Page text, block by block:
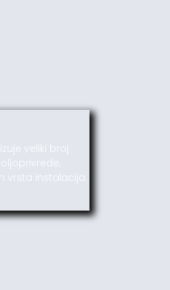
veliki broj
vrsta instalacija.